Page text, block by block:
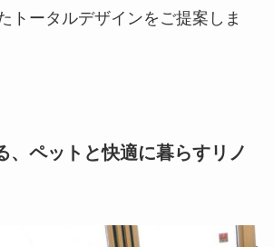
トータルデザインをご提案しま
、ペットと快適に暮らすリノ